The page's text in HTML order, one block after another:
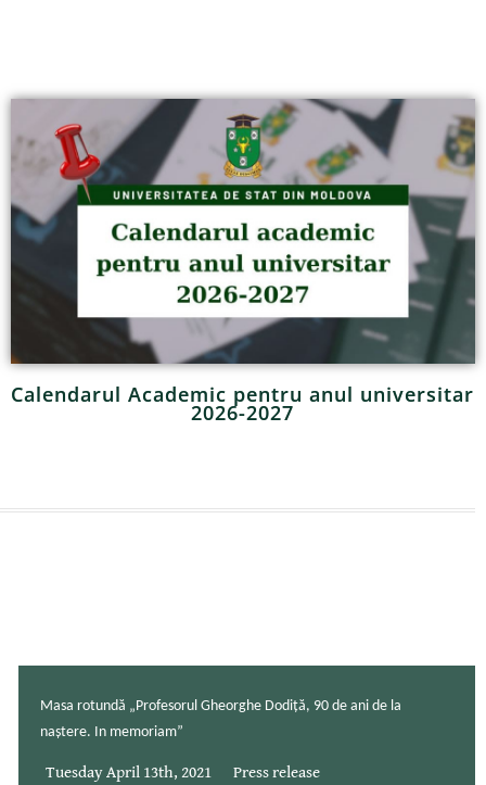
Calendarul Academic pentru anul universitar
2026-2027
Masa rotundă „Profesorul Gheorghe Dodiță, 90 de ani de la
naștere. In memoriam”
Tuesday April 13th, 2021 Press release